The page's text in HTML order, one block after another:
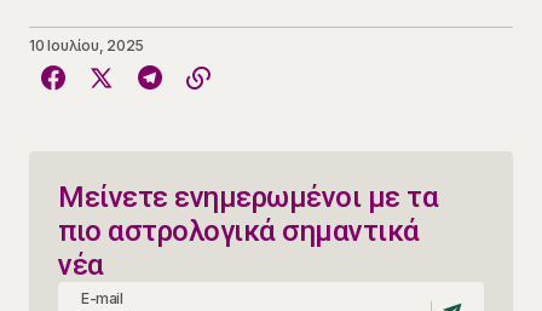
10 Ιουλίου, 2025
Μείνετε ενημερωμένοι με τα
πιο αστρολογικά σημαντικά
νέα
E-mail